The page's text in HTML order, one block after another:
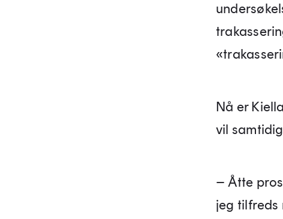
Nå er
vil
– Åtte
jeg tilfreds